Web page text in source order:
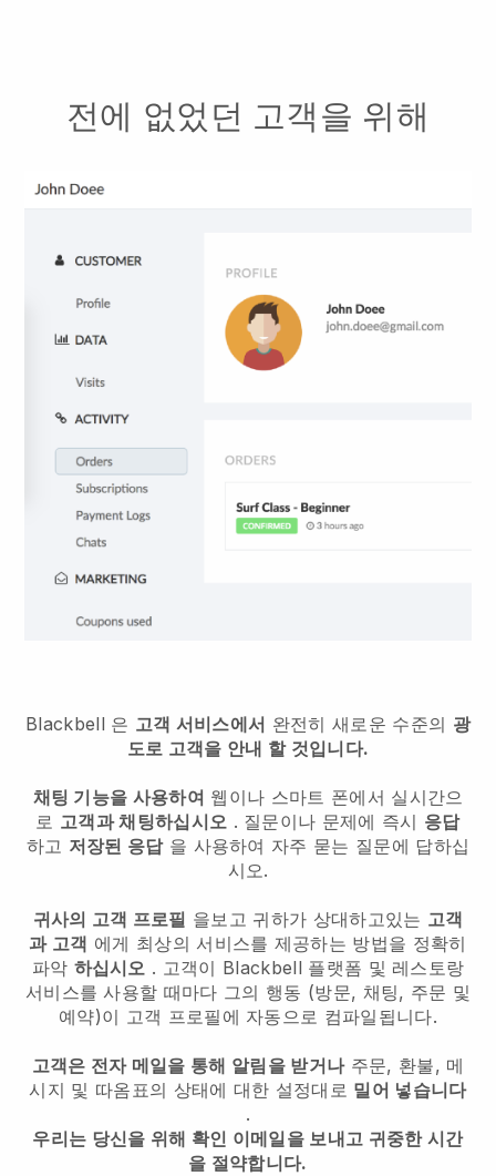
전에 없었던 고객을 위해
Blackbell 은 고객 서비스에서 완전히 새로운 수준의 광
도로 고객을 안내 할 것입니다.
채팅 기능을 사용하여 웹이나 스마트 폰에서 실시간으
로 고객과 채팅하십시오 . 질문이나 문제에 즉시 응답
하고 저장된 응답을 사용하여 자주 묻는 질문에 답하십
시오.
귀사의 고객 프로필 을보고 귀하가 상대하고있는 고객
과 고객 에게 최상의 서비스를 제공하는 방법을 정확히
파악 하십시오 . 고객이 Blackbell 플랫폼 및 레스토랑
서비스를 사용할 때마다 그의 행동 (방문, 채팅, 주문 및
예약)이 고객 프로필에 자동으로 컴파일됩니다.
고객은 전자 메일을 통해 알림을 받거나주문, 환불, 메
시지 및 따옴표의 상태에 대한 설정대로 밀어 넣습니다
.
우리는 당신을 위해 확인 이메일을 보내고 귀중한 시간
을 절약합니다.